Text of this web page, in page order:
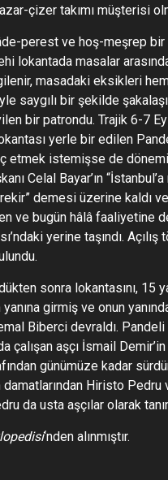
çizer takımı müşterisi
perest ve hoş-meşrep
lokantada masalar
masadaki eksikleri
saygılı bir şekilde
bir patrondu. Trajik 6-7
yerle bir edilen
etmek istemişse de
Celal Bayar’ın
demesi üzerine kaldı
ve bugün hâlâ faaliyetine
yerine taşındı.
sonra lokantasını, 15
yanına girmiş ve onun
Biberci devraldı.
çalışan aşçı İsmail
günümüze kadar
damatlarından Hiristo Pedru
da usta aşçılar olarak
‘nden alınmıştır.